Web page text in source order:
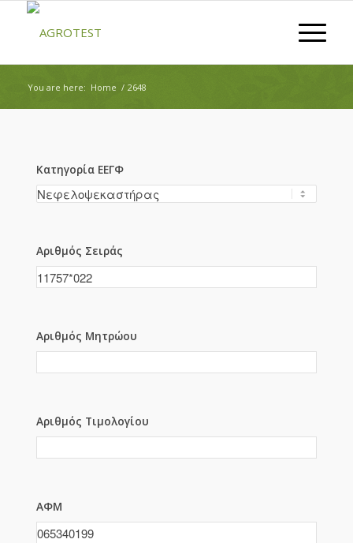
You are here: Home / 2648
Κατηγορία ΕΕΓΦ
Αριθμός Σειράς
Αριθμός Μητρώου
Αριθμός Τιμολογίου
ΑΦΜ